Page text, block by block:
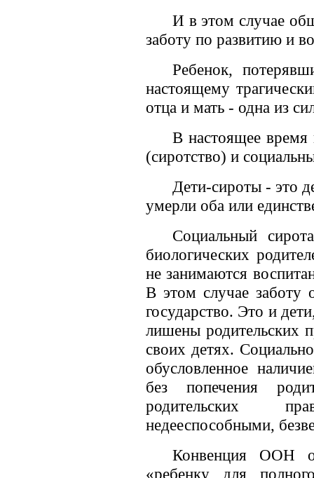
И в этом случае
заботу по развитию и
Ребенок,
настоящему
отца и мать - одна из
В настоящее время
(сиротство) и
Дети-сироты - это
умерли оба или
Социальный
биологических
не занимаются
В этом случае заботу
государство. Это и
лишены родительских
своих детях.
обусловленное
без попечения
родительских
недееспособными,
Конвенция ООН о
«ребенку для